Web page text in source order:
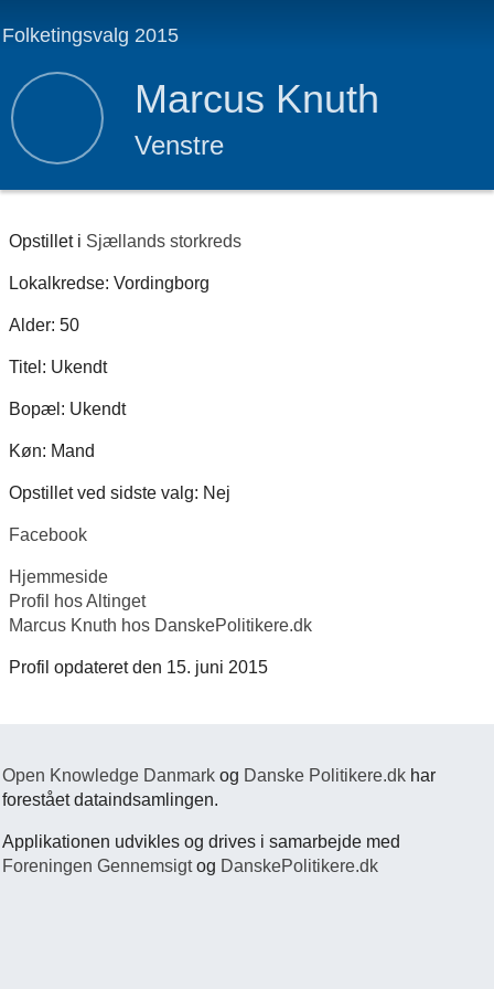
Folketingsvalg 2015
Marcus Knuth
Venstre
Opstillet i Sjællands storkreds
Lokalkredse: Vordingborg
Alder: 50
Titel: Ukendt
Bopæl: Ukendt
Køn: Mand
Opstillet ved sidste valg: Nej
Facebook
Hjemmeside
Profil hos Altinget
Marcus Knuth hos DanskePolitikere.dk
Profil opdateret den 15. juni 2015
Open Knowledge Danmark og Danske Politikere.dk har
forestået dataindsamlingen.
Applikationen udvikles og drives i samarbejde med
Foreningen Gennemsigtog DanskePolitikere.dk